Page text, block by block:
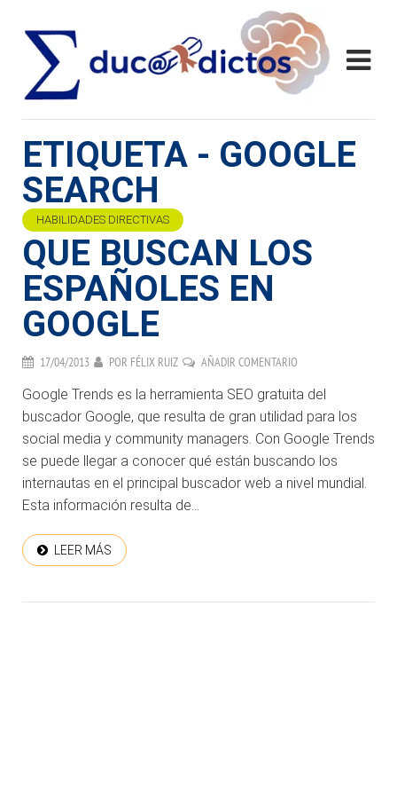
ETIQUETA - GOOGLE
SEARCH
HABILIDADES DIRECTIVAS
QUE BUSCAN LOS
ESPAÑOLES EN
GOOGLE
17/04/2013 POR FÉLIX RUIZ AÑADIR COMENTARIO
Google Trends es la herramienta SEO gratuita del
buscador Google, que resulta de gran utilidad para los
social media y community managers. Con Google Trends
se puede llegar a conocer qué están buscando los
internautas en el principal buscador web a nivel mundial.
Esta información resulta de...
LEER MÁS